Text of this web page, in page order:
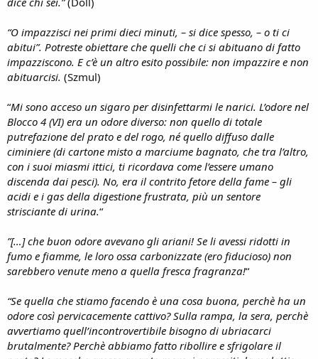
“O impazzisci nei primi dieci minuti, – si dice spesso, – o ti ci
abitui”. Potreste obiettare che quelli che ci si abituano di fatto
impazziscono. E c’è un altro esito possibile: non impazzire e non
abituarcisi. (Szmul)
“Mi sono acceso un sigaro per disinfettarmi le narici. L’odore nel
Blocco 4 (VI) era un odore diverso: non quello di totale
putrefazione del prato e del rogo, né quello diffuso dalle
ciminiere (di cartone misto a marciume bagnato, che tra l’altro,
con i suoi miasmi ittici, ti ricordava come l’essere umano
discenda dai pesci). No, era il contrito fetore della fame – gli
acidi e i gas della digestione frustrata, più un sentore
strisciante di urina.“
”[…] che buon odore avevano gli ariani! Se li avessi ridotti in
fumo e fiamme, le loro ossa carbonizzate (ero fiducioso) non
sarebbero venute meno a quella fresca fragranza!“
“Se quella che stiamo facendo è una cosa buona, perchè ha un
odore così pervicacemente cattivo? Sulla rampa, la sera, perchè
avvertiamo quell’incontrovertibile bisogno di ubriacarci
brutalmente? Perchè abbiamo fatto ribollire e sfrigolare il